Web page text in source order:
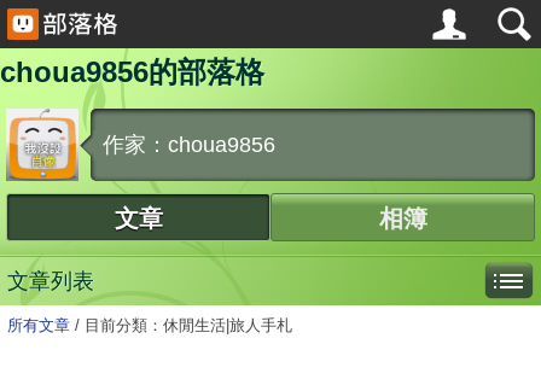
choua9856的部落格
作家：choua9856
文章 相簿
文章列表
所有文章 / 目前分類：休閒生活|旅人手札